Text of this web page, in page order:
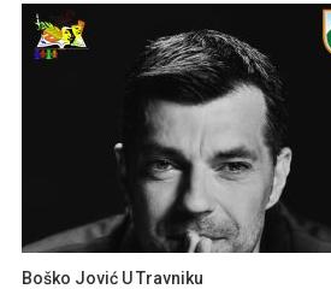
Boško Jović U Travniku